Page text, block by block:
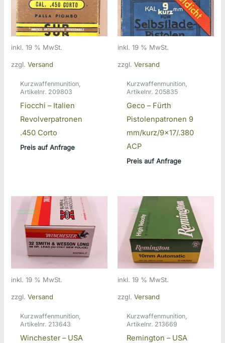
inkl. 19 % MwSt.
zzgl.Versand
Kurzwaffenmunition,
Artikelnr. 209803
Fiocchi – Italien
Revolverpatronen
.450 Corto
Preis auf Anfrage
inkl. 19 % MwSt.
zzgl. Versand
Kurzwaffenmunition,
Artikelnr. 205835
Geco – Fürth
Pistolenpatronen 9
mm/kurz/9×17/.380
ACP
Preis auf Anfrage
inkl. 19 % MwSt.
zzgl.Versand
Kurzwaffenmunition,
Artikelnr. 213643
Winchester – USA
inkl. 19 % MwSt.
zzgl. Versand
Kurzwaffenmunition,
Artikelnr. 213669
Remington – USA